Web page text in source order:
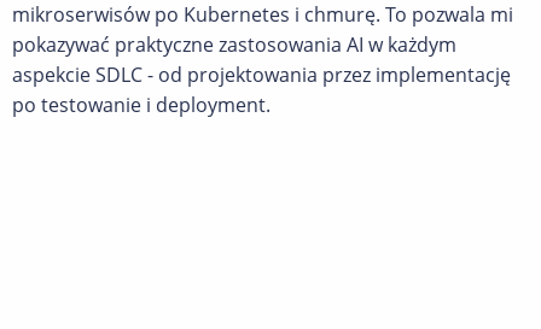
mikroserwisów po Kubernetes i chmurę. To pozwala mi
pokazywać praktyczne zastosowania AI w każdym
aspekcie SDLC - od projektowania przez implementację
po testowanie i deployment.